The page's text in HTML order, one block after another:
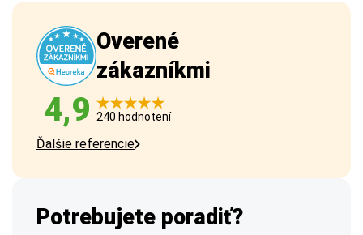
Overené
zákazníkmi
4,9 240 hodnotení
Ďalšie referencie
Potrebujete poradiť?